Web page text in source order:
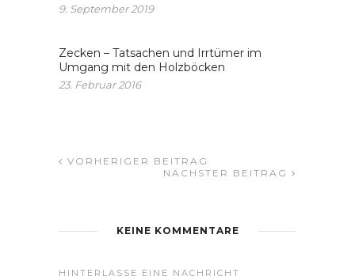
9. September 2019
Zecken – Tatsachen und Irrtümer im
Umgang mit den Holzböcken
23. Februar 2016
VORHERIGER BEITRAG
NÄCHSTER BEITRAG
KEINE KOMMENTARE
HINTERLASSE EINE NACHRICHT